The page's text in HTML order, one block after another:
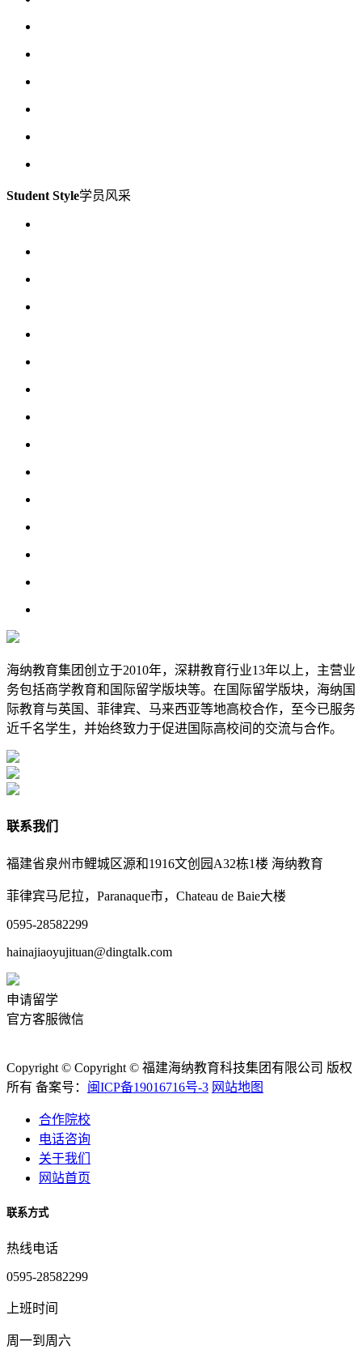
Student Style学员风采
海纳教育集团创立于2010年，深耕教育行业13年以上，主营业
务包括商学教育和国际留学版块等。在国际留学版块，海纳国
际教育与英国、菲律宾、马来西亚等地高校合作，至今已服务
近千名学生，并始终致力于促进国际高校间的交流与合作。
联系我们
福建省泉州市鲤城区源和1916文创园A32栋1楼 海纳教育
菲律宾马尼拉，Paranaque市，Chateau de Baie大楼
0595-28582299
hainajiaoyujituan@dingtalk.com
申请留学
官方客服微信
Copyright © Copyright © 福建海纳教育科技集团有限公司 版权
所有 备案号： 闽ICP备19016716号-3 网站地图
合作院校
电话咨询
关于我们
网站首页
联系方式
热线电话
0595-28582299
上班时间
周一到周六